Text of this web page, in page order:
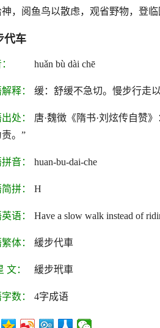
神，阅鱼鸟以散虑，观省野物，登
代车
huǎn bù dài chē
释： 缓：舒缓不急切。慢步行走以
处：
唐·魏徴《隋书·刘炫传自赞
。”
音： huan-bu-dai-che
拼： H
语： Have a slow walk instead of
体： 緩步代車
文： 緩步玳車
数： 4字成语